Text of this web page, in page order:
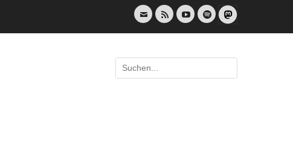
E-
Mail
Feed YouTubeSpotify
Suche
nach: